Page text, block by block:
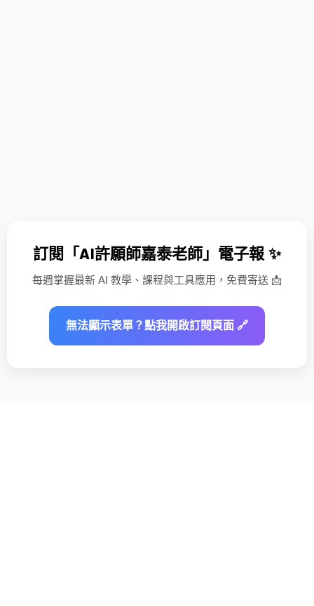
訂閱「AI許願師嘉泰老師」電子報 ✨
每週掌握最新 AI 教學、課程與工具應用，免費寄送 📩
無法顯示表單？點我開啟訂閱頁面 🔗